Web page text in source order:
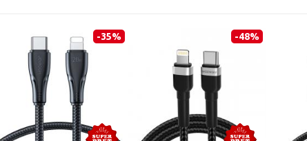
-35% -48%